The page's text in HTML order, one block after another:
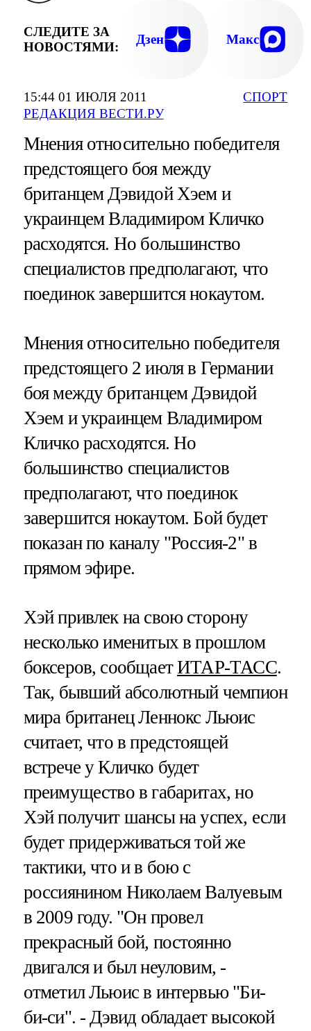
15:44 01 ИЮЛЯ 2011
РЕДАКЦИЯ ВЕСТИ.РУ
СПОРТ
СЛЕДИТЕ ЗА
НОВОСТЯМИ:
Дзен Макс
Мнения относительно победителя
предстоящего боя между
британцем Дэвидой Хэем и
украинцем Владимиром Кличко
расходятся. Но большинство
специалистов предполагают, что
поединок завершится нокаутом.
Мнения относительно победителя
предстоящего 2 июля в Германии
боя между британцем Дэвидой
Хэем и украинцем Владимиром
Кличко расходятся. Но
большинство специалистов
предполагают, что поединок
завершится нокаутом. Бой будет
показан по каналу "Россия-2" в
прямом эфире.
Хэй привлек на свою сторону
несколько именитых в прошлом
боксеров, сообщаетИТАР-ТАСС.
Так, бывший абсолютный чемпион
мира британец Леннокс Льюис
считает, что в предстоящей
встрече у Кличко будет
преимущество в габаритах, но
Хэй получит шансы на успех, если
будет придерживаться той же
тактики, что и в бою с
россиянином Николаем Валуевым
в 2009 году. "Он провел
прекрасный бой, постоянно
двигался и был неуловим, -
отметил Льюис в интервью "Би-
би-си". - Дэвид обладает высокой